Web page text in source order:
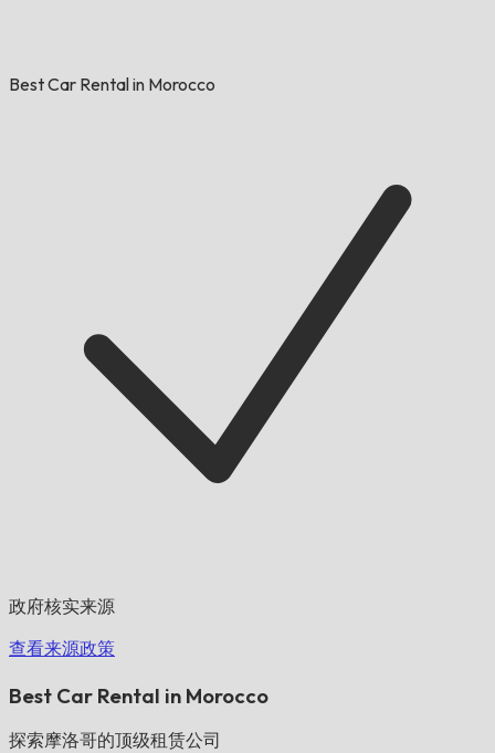
Best Car Rental in Morocco
政府核实来源
查看来源政策
Best Car Rental in Morocco
探索摩洛哥的顶级租赁公司